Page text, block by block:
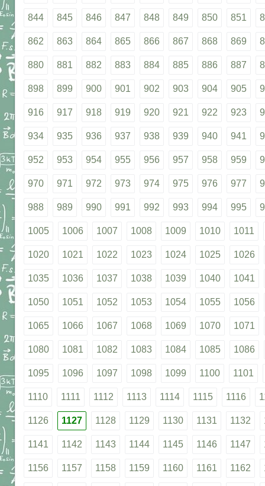
844 845 846 847 848 849 850 851
862 863 864 865 866 867 868 869
880 881 882 883 884 885 886 887
898 899 900 901 902 903 904 905
916 917 918 919 920 921 922 923
934 935 936 937 938 939 940 941
952 953 954 955 956 957 958 959
970 971 972 973 974 975 976 977
988 989 990 991 992 993 994 995
1005 1006 1007 1008 1009 1010 1011
1020 1021 1022 1023 1024 1025 1026
1035 1036 1037 1038 1039 1040 1041
1050 1051 1052 1053 1054 1055 1056
1065 1066 1067 1068 1069 1070 1071
1080 1081 1082 1083 1084 1085 1086
1095 1096 1097 1098 1099 1100 1101
1110 1111 1112 1113 1114 1115 1116
1126 1127 1128 1129 1130 1131 1132
1141 1142 1143 1144 1145 1146 1147
1156 1157 1158 1159 1160 1161 1162